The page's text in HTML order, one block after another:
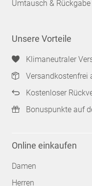
Umtausch & Rückgabe
Unsere Vorteile
Klimaneutraler
Versandkostenfrei
Kostenloser
Bonuspunkte auf
Online einkaufen
Damen
Herren